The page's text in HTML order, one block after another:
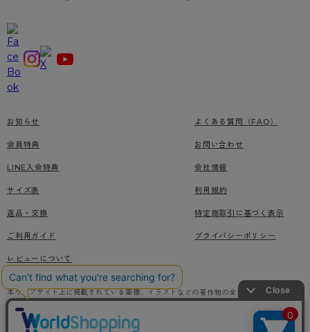
お知らせ
会員特典
LINE入会特典
サイズ表
返品・交換
ご利用ガイド
レビューについて
よくある質問（FAQ）
お問い合わせ
会社情報
利用規約
特定商取引に基づく表示
プライバシーポリシー
本ウェブサイト上に掲載されている画像、イラストなどの著作物の全部または一部をアツ